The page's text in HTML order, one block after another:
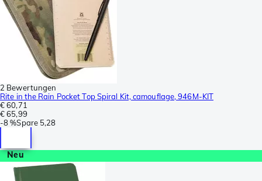
2 Bewertungen
Rite in the Rain Pocket Top Spiral Kit, camouflage, 946M-KIT
€ 60,71
€ 65,99
-8 %Spare 5,28
Neu